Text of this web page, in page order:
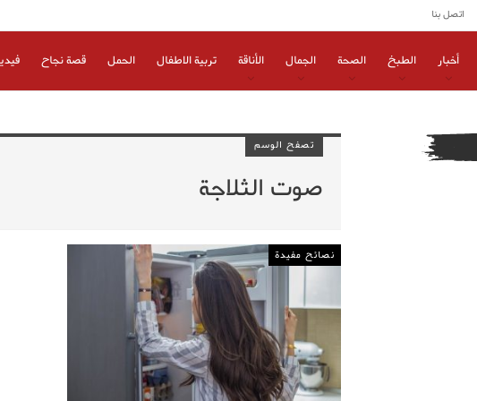
اتصل بنا
أخبار الطبخ الصحة الجمال الأناقة تربية الاطفال الحمل قصة نجاح
تصفح الوسم
صوت الثلاجة
نصائح مفيدة